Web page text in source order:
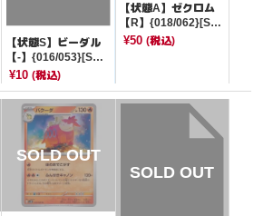
【状態S】ビーダル
【-】{016/053}[SVH
M]
¥10(税込)
【状態A】ゼクロム
【R】{018/062}[SV
3a]
¥50 (税込)